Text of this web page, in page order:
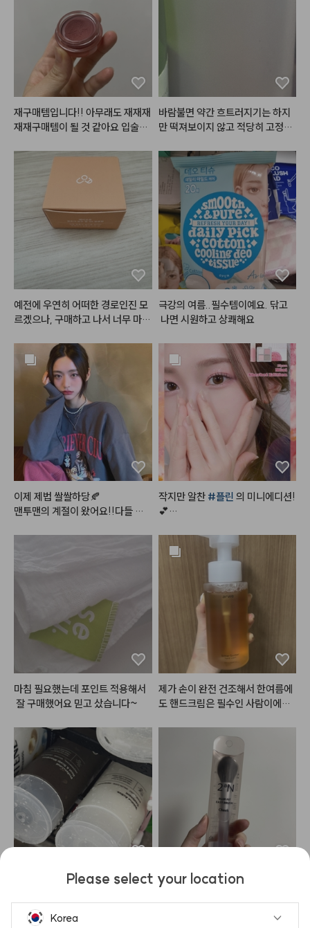
9번 컬러로 쌍꺼풀 라인에 음영을
주고
6번 컬러로 눈 두덩이 중앙을 시작
으로 가장자리까지 퍼뜨려 주고
10번 컬러로 눈 꼬리 음영을 준다
- #스킨푸드 버터리 치크 케이크 [
01 베리 앤 크림 ]
볼 중앙을 위주로 퍼뜨려준다
- #뮤드 글라세 틴트 [ 06 모브 모
어 ]
전체적으로 한번 발라주고 안쪽을
위주로 한 번 더 발라준다
- #올마이띵스 키스유어아이즈글
리터 섀도우 [ 04 jazz ]
눈밑 애교살 중앙부터 외곽으로 퍼
뜨려 준다
#데일리메이크업 #메이크업튜토
리얼#makeuptutorial
재구매템입니다!! 아무래도 재재재
재재구매템이 될 것 같아요 입술에
을 그냥 올리면 절대 원하는 발색이
다른 립 레이어드하면 너무 맘에드
는 색이 됩니다ㅠㅠ 특히 누드립 완
전 추천추처처천
바람불면 약간 흐트러지기는 하지
만 떡져보이지 않고 적당히 고정되
예전에 우연히 어떠한 경로인진 모
르겠으나, 구매하고 나서 너무 마음
있습니다~! 발색이 진짜이쁘고 광
택이 미쳤어요~~~~! 아무래도
립글로즈다보니 커피마시거나 그
럴땐 묻어남이 어쩔수없이 있습니
다만, 그걸 커버할 만큼 너무 이쁜
색상과 광택입니다~! 이거 바르고
직장에 갔을때 다른 여성분께서 립
이 너무 이쁘다고~! 알려달라고 할
정도였어요~~~! 차분한 색 좋아
하시는 분이 땅콩밤사시면 맘에 안
들어 할 사람 없을듯 하네요 ~! 완
전 추천합니다~! 다른 색상도 구매
보려구요 ~! ㅎㅎ 👍
극강의 여름..필수템이예요. 닦고
나면 시원하고 상쾌해요
이제 제법 쌀쌀하당🍂
맨투맨의 계절이 왔어요!!다들 감
피부 :클리오 킬커버 더 뉴 파운데
섀도우 : 앤디얼 멀티 컬러 팔레트
블러셔 : 포렌코즈 퓨어 블러셔 05
호 윈터
립 :릴리바이레드 무드 라이어 벨벳
틴트 11호 설레는 풋사랑인척(베이
스) & 올마이띵스 아임 유어 립티
트 토스티로즈
작지만 알찬 #플린 의 미니에디션!
💕
디뮤어 아이섀도우 팔레트 02
로즌샤벳
물광처럼 챠르르 떨어지는 시원한
핑크실버 펄,
#살얼음핑크
계열 포인트
#흰끼낭낭
한 하얀핑크에 실버펄
붉은끼, 노란끼 쫘악뺀 그레이시한
음영컬러까지
제대로 여름쿨톤을 저격하는 구성
펄 없이는 깔끔하고 청순한 느낌인
펄 얹으면 발랄하고 사랑스러운 느
메이크업을 연출하실 수 있어요!
그리고 다이브 워터 틴트 4호
리즈인
어있어용!
안개낀듯한 차분한 뮤트핑크로
팔레트와도 찰떡궁합인 컬러!
블러셔로 사용해도 잘어울리죠?💕
마침 필요했는데 포인트 적용해서
잘 구매했어요 믿고 샀습니다~
제가 손이 완전 건조해서 한여름에
도 핸드크림은 필수인 사람이에요.
이 마르고 건조해지는데, 이 제품은
손 씻고나서 건조하거나 당김이 없
어서 좋았어요!!
#헤메코리뷰어
배송 빨랏어요 출근 전에 도착해서
보려고요
부드럽고 사이즈가 딱 맞아요! 길이
Please select your location
Korea